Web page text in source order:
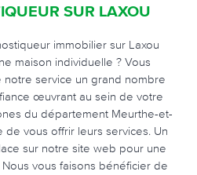
SUR LAXOU
immobilier sur Laxou
maison individuelle ? Vous
service un grand nombre
œuvrant au sein de votre
du département Meurthe-et-
de vous offrir leurs services. Un
sur notre site web pour une
vous faisons bénéficier de